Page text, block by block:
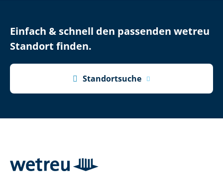
Einfach & schnell den passenden wetreu
Standort finden.
 Standortsuche